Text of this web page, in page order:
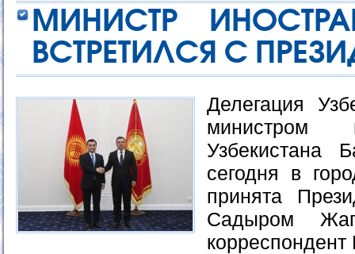
МИНИСТР
ВСТРЕТИЛСЯ С
Делегация
министром
Узбекистана
сегодня в
принята
Садыром